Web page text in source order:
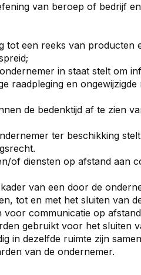
van beroep of bedrijf
tot een reeks van producten
in staat stelt om
raadpleging en
de bedenktijd af te zien
ter beschikking
of diensten op afstand aan
van een door de
tot en met het sluiten van
communicatie op
gebruikt voor het sluiten
in dezelfde ruimte zijn
van de ondernemer.